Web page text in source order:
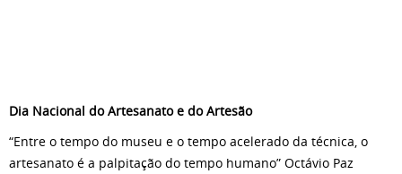
Dia Nacional do Artesanato e do Artesão
“Entre o tempo do museu e o tempo acelerado da técnica, o
artesanato é a palpitação do tempo humano” Octávio Paz